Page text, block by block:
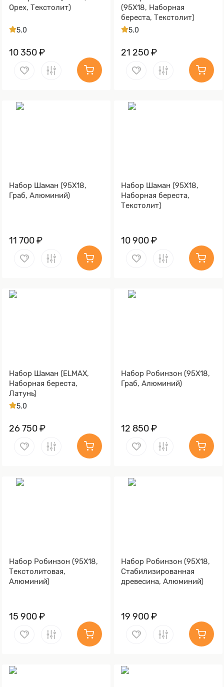
Орех, Текстолит)
5.0
10 350 ₽
(95Х18, Наборная
береста, Текстолит)
5.0
21 250 ₽
Набор Шаман (95Х18,
Граб, Алюминий)
11 700 ₽
Набор Шаман (95Х18,
Наборная береста,
Текстолит)
10 900 ₽
Набор Шаман (ELMAX,
Наборная береста,
Латунь)
5.0
26 750 ₽
Набор Робинзон (95Х18,
Граб, Алюминий)
12 850 ₽
Набор Робинзон (95Х18,
Текстолитовая,
Алюминий)
15 900 ₽
Набор Робинзон (95Х18,
Стабилизированная
древесина, Алюминий)
19 900 ₽